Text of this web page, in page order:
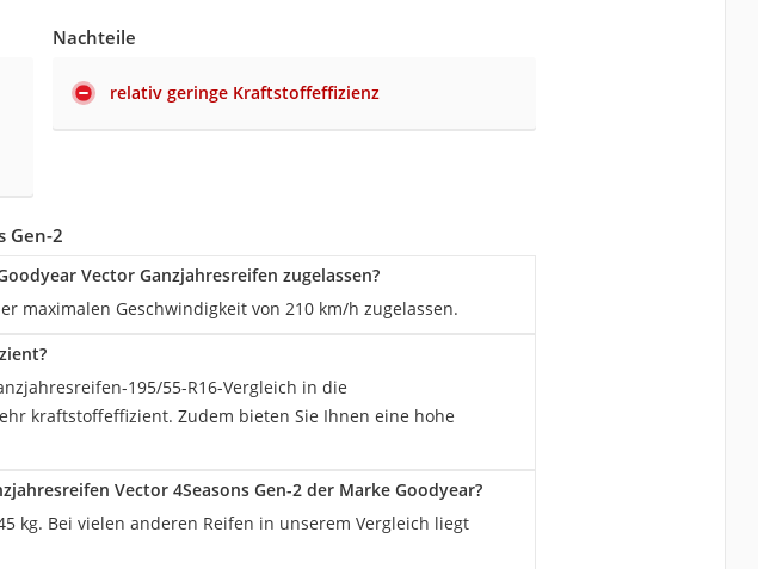
Nachteile
relativ geringe Kraftstoffeffizienz
Gen-2
Vector Ganzjahresreifen zugelassen?
maximalen Geschwindigkeit von 210 km/h zugelassen.
195/55-R16-Vergleich in die
kraftstoffeffizient. Zudem bieten Sie Ihnen eine hohe
Vector 4Seasons Gen-2 der Marke Goodyear?
kg. Bei vielen anderen Reifen in unserem Vergleich liegt